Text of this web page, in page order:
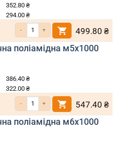
352.80 ₴
294.00 ₴
Кількість Шпилька метрична
499.80 ₴
поліамідна м5х1000
386.40 ₴
322.00 ₴
Кількість Шпилька метрична
547.40 ₴
поліамідна м6х1000